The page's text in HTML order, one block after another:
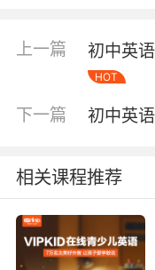
对英语产生了强
时如果直接塞给
加重抵触。第一
长先和孩子进行
“我们的目标不是
一跳能够到的小
能性。 可以让孩
开始接触，比如
（可配中文字幕
歌曲。重点是让
上一篇 初中英
HOT
下一篇 初中英
相关课程推荐